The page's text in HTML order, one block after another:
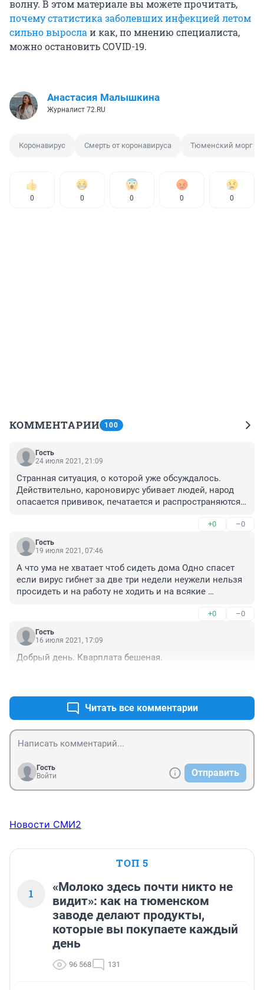
волну. В этом материале вы можете прочитать,
почему статистика заболевших инфекцией летом
сильно выросла и как, по мнению специалиста,
можно остановить COVID-19.
Анастасия Малышкина
Журналист 72.RU
Коронавирус Смерть от коронавируса Тюменский морг
0 0 0 0 0
КОММЕНТАРИИ 100
Гость
24 июля 2021, 21:09
Странная ситуация, о которой уже обсуждалось.
Действительно, кароновирус убивает людей, народ
опасается прививок, печатается и распространяются
целью..) Как то не весело. И потом люди умирают, это
аксиома, мы не весны. И не только в Тюмени
проблемы с погребением, очереди, ритуальные в
кремацией умерших людей?? Тем более, что
неизвестно, что придет за ковидом, разумнее, с моей
точки зрения, чтобы обязательно были
+0 –0
Гость
19 июля 2021, 07:46
А что ума не хватает чтоб сидеть дома Одно спасет
если вирус гибнет за две три недели неужели нельзя
просидеть и на работу не ходить и на всякие
производство оставить только для выживания
Деньги у всех найдутся на две три недели на питание
на улицу не ходить Сделать службы которые будут
границу на курорты вот и получаем итог Всем сидеть
+0 –0
Гость
16 июля 2021, 17:09
Добрый день. Кварплата бешеная.
Читать все комментарии
Гость
Войти
Отправить
Новости СМИ2
ТОП 5
1
«Молоко здесь почти никто не
видит»: как на тюменском
заводе делают продукты,
которые вы покупаете каждый
день
96 568 131